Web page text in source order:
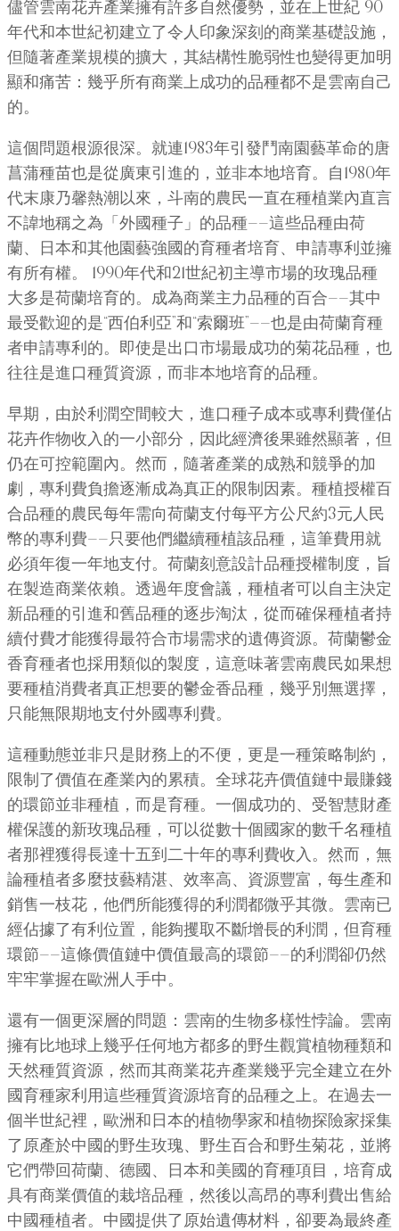
儘管雲南花卉產業擁有許多自然優勢，並在上世紀 90
年代和本世紀初建立了令人印象深刻的商業基礎設施，
但隨著產業規模的擴大，其結構性脆弱性也變得更加明
顯和痛苦：幾乎所有商業上成功的品種都不是雲南自己
的。
這個問題根源很深。就連1983年引發鬥南園藝革命的唐
菖蒲種苗也是從廣東引進的，並非本地培育。自1980年
代末康乃馨熱潮以來，斗南的農民一直在種植業內直言
不諱地稱之為「外國種子」的品種——這些品種由荷
蘭、日本和其他園藝強國的育種者培育、申請專利並擁
有所有權。 1990年代和21世紀初主導市場的玫瑰品種
大多是荷蘭培育的。成為商業主力品種的百合——其中
最受歡迎的是“西伯利亞”和“索爾班”——也是由荷蘭育種
者申請專利的。即使是出口市場最成功的菊花品種，也
往往是進口種質資源，而非本地培育的品種。
早期，由於利潤空間較大，進口種子成本或專利費僅佔
花卉作物收入的一小部分，因此經濟後果雖然顯著，但
仍在可控範圍內。然而，隨著產業的成熟和競爭的加
劇，專利費負擔逐漸成為真正的限制因素。種植授權百
合品種的農民每年需向荷蘭支付每平方公尺約3元人民
幣的專利費——只要他們繼續種植該品種，這筆費用就
必須年復一年地支付。荷蘭刻意設計品種授權制度，旨
在製造商業依賴。透過年度會議，種植者可以自主決定
新品種的引進和舊品種的逐步淘汰，從而確保種植者持
續付費才能獲得最符合市場需求的遺傳資源。荷蘭鬱金
香育種者也採用類似的製度，這意味著雲南農民如果想
要種植消費者真正想要的鬱金香品種，幾乎別無選擇，
只能無限期地支付外國專利費。
這種動態並非只是財務上的不便，更是一種策略制約，
限制了價值在產業內的累積。全球花卉價值鏈中最賺錢
的環節並非種植，而是育種。一個成功的、受智慧財產
權保護的新玫瑰品種，可以從數十個國家的數千名種植
者那裡獲得長達十五到二十年的專利費收入。然而，無
論種植者多麼技藝精湛、效率高、資源豐富，每生產和
銷售一枝花，他們所能獲得的利潤都微乎其微。雲南已
經佔據了有利位置，能夠攫取不斷增長的利潤，但育種
環節——這條價值鏈中價值最高的環節——的利潤卻仍然
牢牢掌握在歐洲人手中。
還有一個更深層的問題：雲南的生物多樣性悖論。雲南
擁有比地球上幾乎任何地方都多的野生觀賞植物種類和
天然種質資源，然而其商業花卉產業幾乎完全建立在外
國育種家利用這些種質資源培育的品種之上。在過去一
個半世紀裡，歐洲和日本的植物學家和植物探險家採集
了原產於中國的野生玫瑰、野生百合和野生菊花，並將
它們帶回荷蘭、德國、日本和美國的育種項目，培育成
具有商業價值的栽培品種，然後以高昂的專利費出售給
中國種植者。中國提供了原始遺傳材料，卻要為最終產